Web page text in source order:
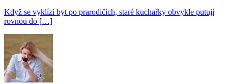
Když se vyklízí byt po prarodičích, staré kuchařky obvykle putují
rovnou do […]